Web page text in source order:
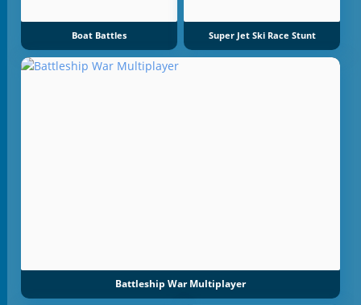
Boat Battles Super Jet Ski Race Stunt
Battleship War Multiplayer